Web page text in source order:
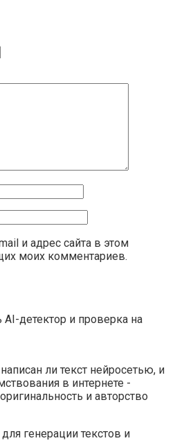
и адрес сайта в этом
моих комментариев.
ли текст нейросетью, и
в интернете -
и авторство